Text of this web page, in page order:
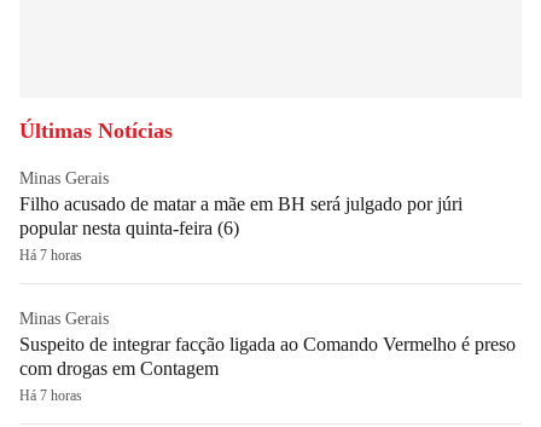
Últimas Notícias
Minas Gerais
Filho acusado de matar a mãe em BH será julgado por júri
popular nesta quinta-feira (6)
Há 7 horas
Minas Gerais
Suspeito de integrar facção ligada ao Comando Vermelho é preso
com drogas em Contagem
Há 7 horas